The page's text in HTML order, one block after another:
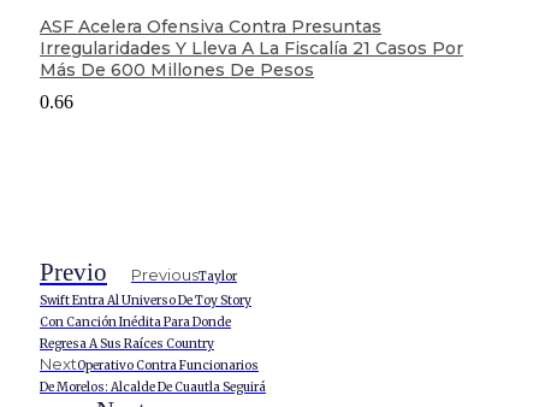
ASF Acelera Ofensiva Contra Presuntas
Irregularidades Y Lleva A La Fiscalía 21 Casos Por
Más De 600 Millones De Pesos
Previo PreviousTaylor
Swift Entra Al Universo De Toy Story
Con Canción Inédita Para Donde
Regresa A Sus Raíces Country
NextOperativo Contra Funcionarios
De Morelos: Alcalde De Cuautla Seguirá